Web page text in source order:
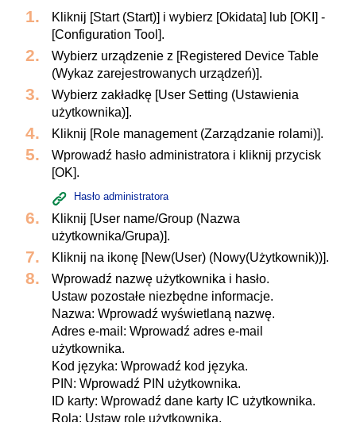
Kliknij [Start (Start)] i wybierz [Okidata] lub [OKI] -
[Configuration Tool].
Wybierz urządzenie z [Registered Device Table
(Wykaz zarejestrowanych urządzeń)].
Wybierz zakładkę [User Setting (Ustawienia
użytkownika)].
Kliknij [Role management (Zarządzanie rolami)].
Wprowadź hasło administratora i kliknij przycisk
[OK].
Hasło administratora
Kliknij [User name/Group (Nazwa
użytkownika/Grupa)].
Kliknij na ikonę [New(User) (Nowy(Użytkownik))].
Wprowadź nazwę użytkownika i hasło.
Ustaw pozostałe niezbędne informacje.
Nazwa: Wprowadź wyświetlaną nazwę.
Adres e-mail: Wprowadź adres e-mail
użytkownika.
Kod języka: Wprowadź kod języka.
PIN: Wprowadź PIN użytkownika.
ID karty: Wprowadź dane karty IC użytkownika.
Rola: Ustaw rolę użytkownika.